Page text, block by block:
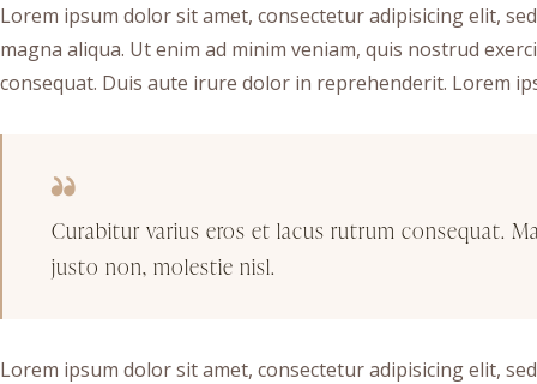
Lorem ipsum dolor sit amet, consectetur adipisicing elit,
magna aliqua. Ut enim ad minim veniam, quis nostrud
consequat. Duis aute irure dolor in reprehenderit. Lorem
Curabitur varius eros et lacus rutrum consequat.
justo non, molestie nisl.
Lorem ipsum dolor sit amet, consectetur adipisicing elit,